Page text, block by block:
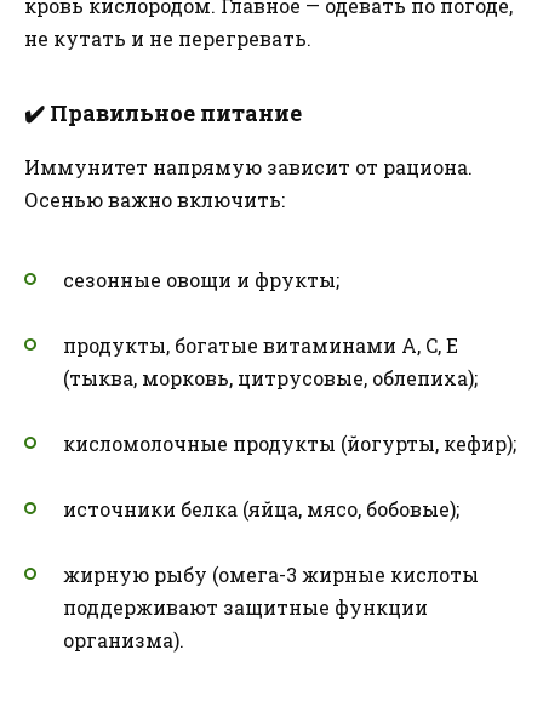
кровь кислородом. Главное — одевать по погоде,
не кутать и не перегревать.
✔️ Правильное питание
Иммунитет напрямую зависит от рациона.
Осенью важно включить:
сезонные овощи и фрукты;
продукты, богатые витаминами A, C, E
(тыква, морковь, цитрусовые, облепиха);
кисломолочные продукты (йогурты, кефир);
источники белка (яйца, мясо, бобовые);
жирную рыбу (омега-3 жирные кислоты
поддерживают защитные функции
организма).